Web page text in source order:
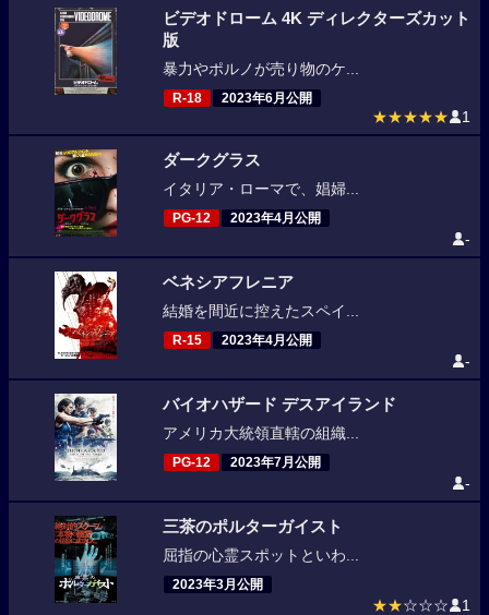
ビデオドローム 4K ディレクターズカット
版
暴力やポルノが売り物のケ...
R-18 2023年6月公開
★★★★★ 1
ダークグラス
イタリア・ローマで、娼婦...
PG-12 2023年4月公開
-
ベネシアフレニア
結婚を間近に控えたスペイ...
R-15 2023年4月公開
-
バイオハザード デスアイランド
アメリカ大統領直轄の組織...
PG-12 2023年7月公開
-
三茶のポルターガイスト
屈指の心霊スポットといわ...
2023年3月公開
★★☆☆☆ 1